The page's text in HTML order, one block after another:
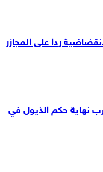
ردا على المجازر
نهاية حكم الذيول في